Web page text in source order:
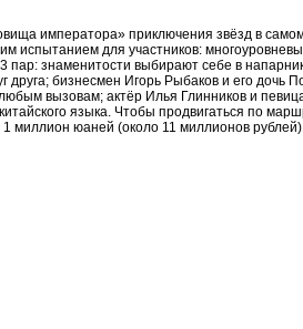
императора» приключения звёзд в
для участников:
знаменитости выбирают себе в
бизнесмен Игорь Рыбаков и его
вызовам; актёр Илья Глинников и
языка. Чтобы продвигаться по
миллион юаней (около 11 миллионов